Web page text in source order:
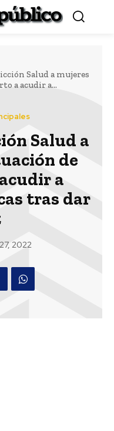
Salud a mujeres
a acudir a...
Salud a
de
a
tras dar
2022